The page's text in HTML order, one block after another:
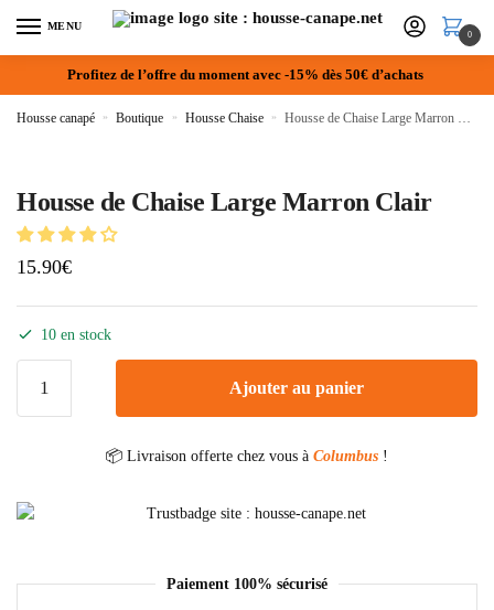
MENU
0
Profitez de l’offre du moment avec -15% dès 50€ d’achats
Housse canapé » Boutique » Housse Chaise » Housse de Chaise Large Marron Clair
Housse de Chaise Large Marron Clair
15.90€
10 en stock
Ajouter au panier
📦 Livraison offerte chez vous à Columbus !
Paiement 100% sécurisé